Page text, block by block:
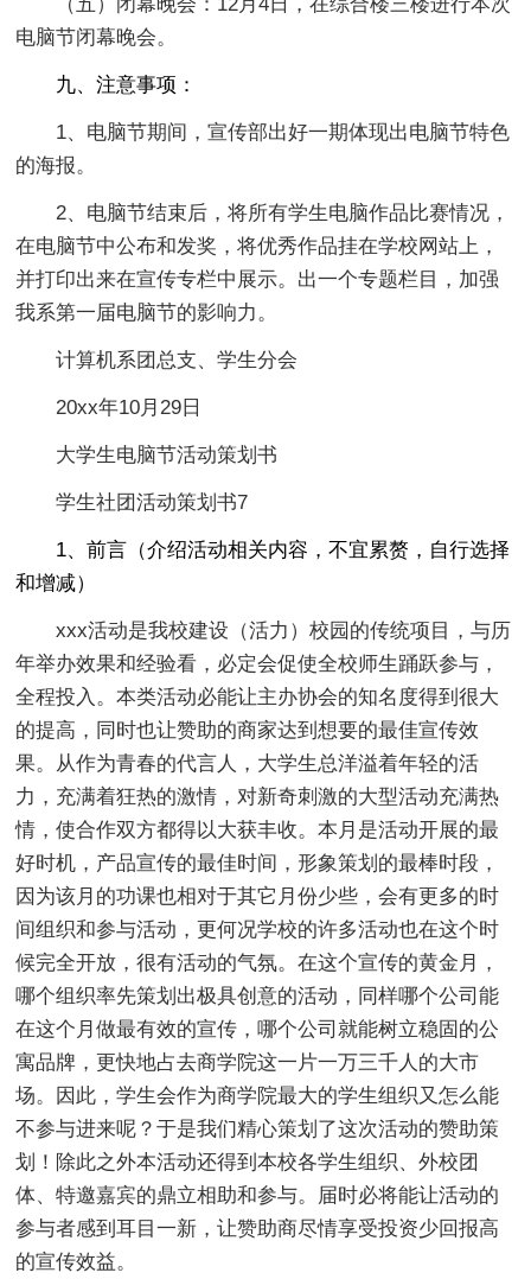
（五）闭幕晚会：12月4日，在综合楼三楼进行本次
电脑节闭幕晚会。
九、注意事项：
1、电脑节期间，宣传部出好一期体现出电脑节特色
的海报。
2、电脑节结束后，将所有学生电脑作品比赛情况，
在电脑节中公布和发奖，将优秀作品挂在学校网站上，
并打印出来在宣传专栏中展示。出一个专题栏目，加强
我系第一届电脑节的影响力。
计算机系团总支、学生分会
20xx年10月29日
大学生电脑节活动策划书
学生社团活动策划书7
1、前言（介绍活动相关内容，不宜累赘，自行选择
和增减）
xxx活动是我校建设（活力）校园的传统项目，与历
年举办效果和经验看，必定会促使全校师生踊跃参与，
全程投入。本类活动必能让主办协会的知名度得到很大
的提高，同时也让赞助的商家达到想要的最佳宣传效
果。从作为青春的代言人，大学生总洋溢着年轻的活
力，充满着狂热的激情，对新奇刺激的大型活动充满热
情，使合作双方都得以大获丰收。本月是活动开展的最
好时机，产品宣传的最佳时间，形象策划的最棒时段，
因为该月的功课也相对于其它月份少些，会有更多的时
间组织和参与活动，更何况学校的许多活动也在这个时
候完全开放，很有活动的气氛。在这个宣传的黄金月，
哪个组织率先策划出极具创意的活动，同样哪个公司能
在这个月做最有效的宣传，哪个公司就能树立稳固的公
寓品牌，更快地占去商学院这一片一万三千人的大市
场。因此，学生会作为商学院最大的学生组织又怎么能
不参与进来呢？于是我们精心策划了这次活动的赞助策
划！除此之外本活动还得到本校各学生组织、外校团
体、特邀嘉宾的鼎立相助和参与。届时必将能让活动的
参与者感到耳目一新，让赞助商尽情享受投资少回报高
的宣传效益。